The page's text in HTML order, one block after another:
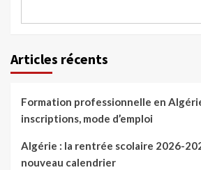
Articles récents
Formation professionnelle en
inscriptions, mode d’emploi
Algérie : la rentrée scolaire 2026-
nouveau calendrier